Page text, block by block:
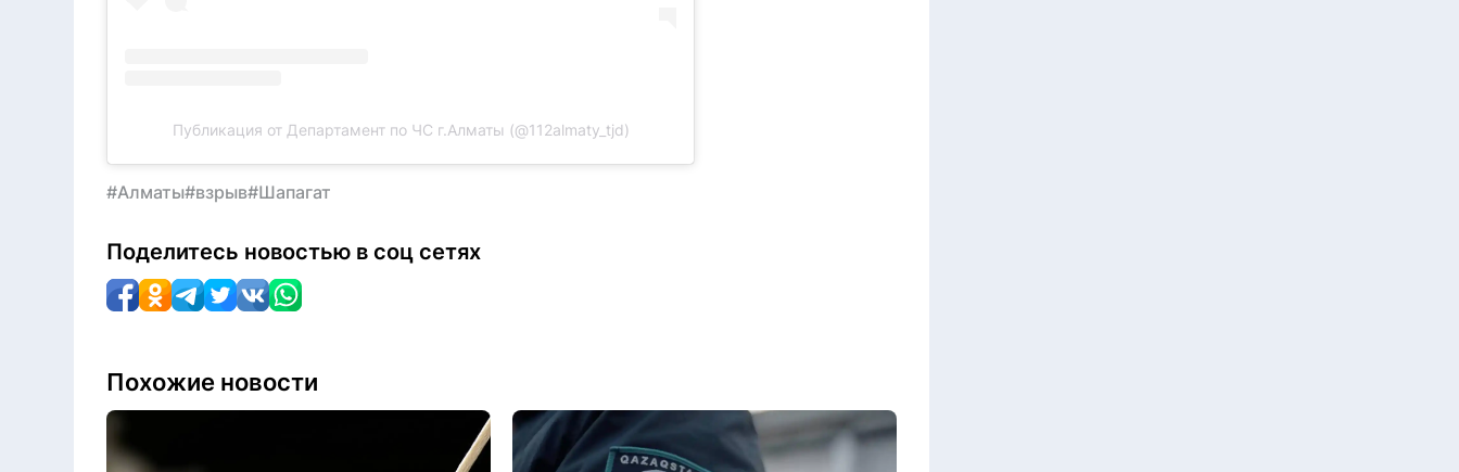
Публикация от Департамент по ЧС г.Алматы (@112almaty_tjd)
#Алматы#взрыв#Шапагат
Поделитесь новостью в соц сетях
Похожие новости